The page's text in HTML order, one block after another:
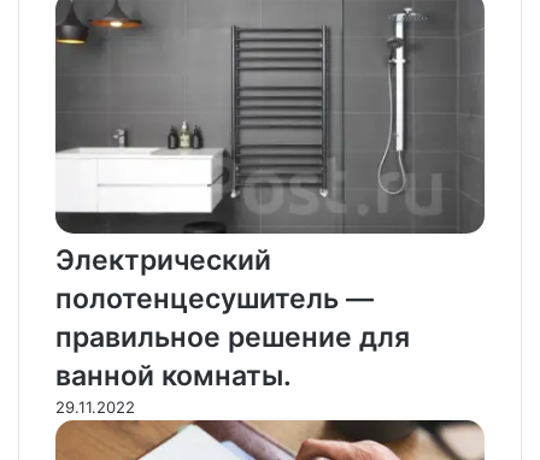
Электрический
полотенцесушитель —
правильное решение для
ванной комнаты.
29.11.2022